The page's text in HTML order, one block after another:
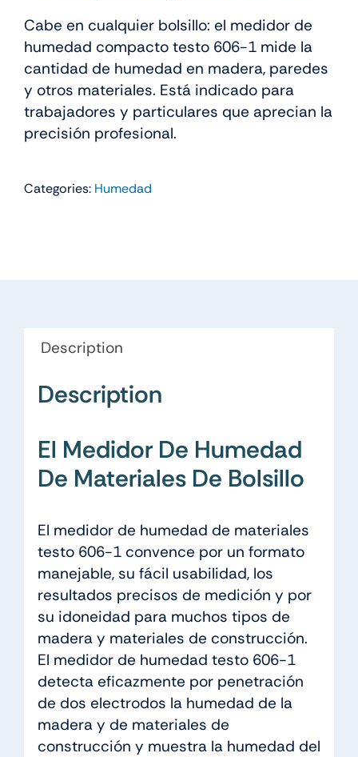
Cabe en cualquier bolsillo: el medidor de
humedad compacto testo 606-1 mide la
cantidad de humedad en madera, paredes
y otros materiales. Está indicado para
trabajadores y particulares que aprecian la
precisión profesional.
Categories: Humedad
Description
Description
El Medidor De Humedad
De Materiales De Bolsillo
El medidor de humedad de materiales
testo 606-1 convence por un formato
manejable, su fácil usabilidad, los
resultados precisos de medición y por
su idoneidad para muchos tipos de
madera y materiales de construcción.
El medidor de humedad testo 606-1
detecta eficazmente por penetración
de dos electrodos la humedad de la
madera y de materiales de
construcción y muestra la humedad del